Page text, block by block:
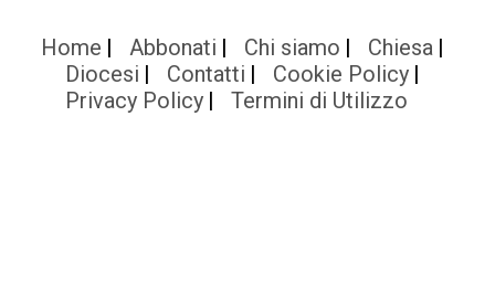
Home Abbonati Chi siamo
Chiesa
Diocesi
Contatti
Cookie Policy
Privacy Policy
Termini di Utilizzo